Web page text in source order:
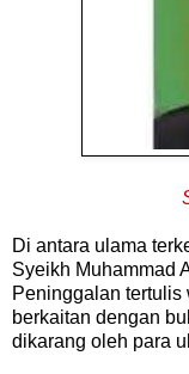
Di antara ulama
Syeikh Muhammad
Peninggalan tertulis
berkaitan dengan
dikarang oleh para